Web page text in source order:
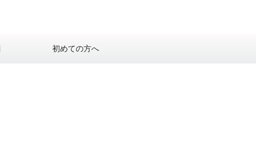
初めての方へ